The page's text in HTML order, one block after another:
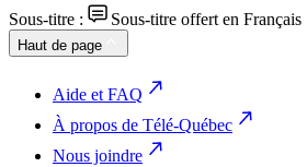
Sous-titre :
Sous-titre offert en Français
Haut de page
Aide et FAQ
À propos de Télé-Québec
Nous joindre